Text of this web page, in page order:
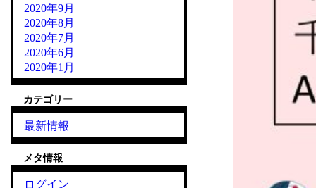
2020年9月
2020年8月
2020年7月
2020年6月
2020年1月
カテゴリー
最新情報
メタ情報
ログイン